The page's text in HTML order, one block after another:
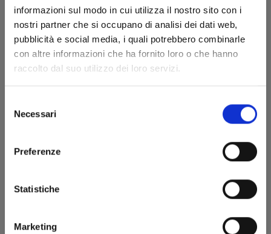
informazioni sul modo in cui utilizza il nostro sito con i
nostri partner che si occupano di analisi dei dati web,
pubblicità e social media, i quali potrebbero combinarle
con altre informazioni che ha fornito loro o che hanno
raccolto dal suo utilizzo dei loro servizi.
delNecessari
Preferenze
Statistiche
Marketing
07/06/2023
€ 6,50